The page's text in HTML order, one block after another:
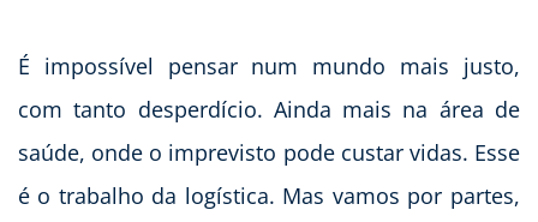
É impossível pensar num mundo mais justo,
com tanto desperdício. Ainda mais na área de
saúde, onde o imprevisto pode custar vidas. Esse
é o trabalho da logística. Mas vamos por partes,